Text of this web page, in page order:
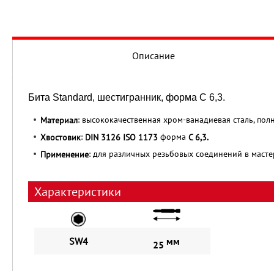
Описание
Бита Standard, шестигранник, форма С 6,3.
Материал: высококачественная хром-ванадиевая сталь,
Хвостовик: DIN 3126 ISO 1173 форма C 6,3.
Применение: для различных резьбовых соединений в
Характеристики
SW4 25 мм